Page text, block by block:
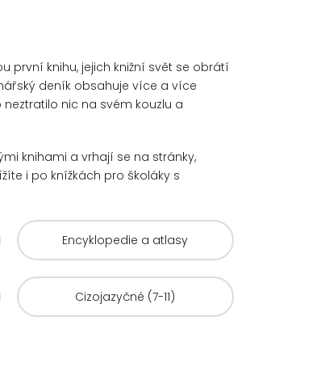
knihu, jejich knižní svět se obrátí
deník obsahuje více a více
nic na svém kouzlu a
knihami a vrhají se na stránky,
i po knížkách pro školáky s
Encyklopedie a atlasy
Cizojazyčné (7-11)